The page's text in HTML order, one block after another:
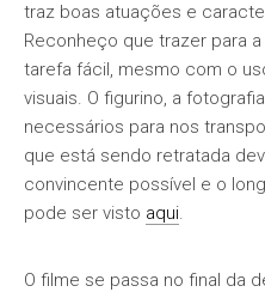
traz boas atuações e
Reconheço que trazer para
tarefa fácil, mesmo com o
visuais. O figurino, a
necessários para nos
que está sendo retratada
convincente possível e o
pode ser visto aqui.
O filme se passa no final da